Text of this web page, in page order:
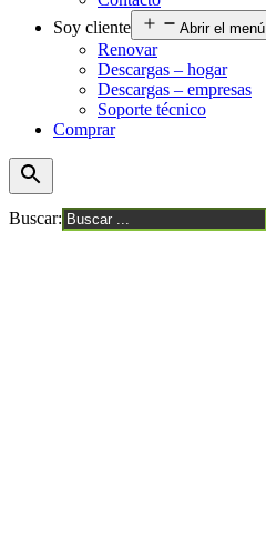
Soy cliente
Abrir el menú
Renovar
Descargas – hogar
Descargas – empresas
Soporte técnico
Comprar
Buscar: